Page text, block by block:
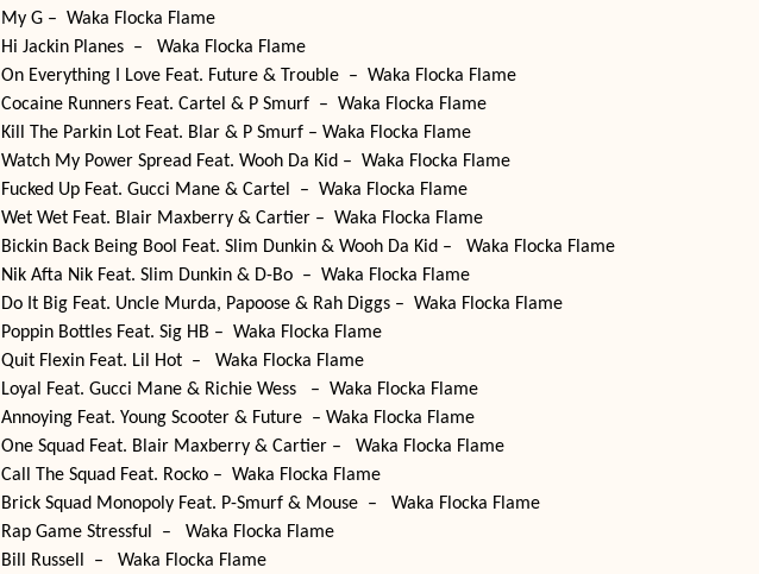
My G – Waka Flocka Flame
Hi Jackin Planes – Waka Flocka Flame
On Everything I Love Feat. Future & Trouble – Waka Flocka Flame
Cocaine Runners Feat. Cartel & P Smurf – Waka Flocka Flame
Kill The Parkin Lot Feat. Blar & P Smurf – Waka Flocka Flame
Watch My Power Spread Feat. Wooh Da Kid – Waka Flocka Flame
Fucked Up Feat. Gucci Mane & Cartel – Waka Flocka Flame
Wet Wet Feat. Blair Maxberry & Cartier – Waka Flocka Flame
Bickin Back Being Bool Feat. Slim Dunkin & Wooh Da Kid – Waka Flocka Flame
Nik Afta Nik Feat. Slim Dunkin & D-Bo – Waka Flocka Flame
Do It Big Feat. Uncle Murda, Papoose & Rah Diggs – Waka Flocka Flame
Poppin Bottles Feat. Sig HB – Waka Flocka Flame
Quit Flexin Feat. Lil Hot – Waka Flocka Flame
Loyal Feat. Gucci Mane & Richie Wess – Waka Flocka Flame
Annoying Feat. Young Scooter & Future – Waka Flocka Flame
One Squad Feat. Blair Maxberry & Cartier – Waka Flocka Flame
Call The Squad Feat. Rocko – Waka Flocka Flame
Brick Squad Monopoly Feat. P-Smurf & Mouse – Waka Flocka Flame
Rap Game Stressful – Waka Flocka Flame
Bill Russell – Waka Flocka Flame